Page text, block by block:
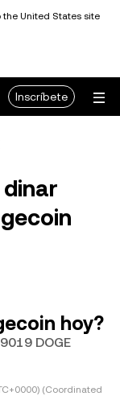
the United States site
Inscríbete
hoy?
DOGE
(Coordinated